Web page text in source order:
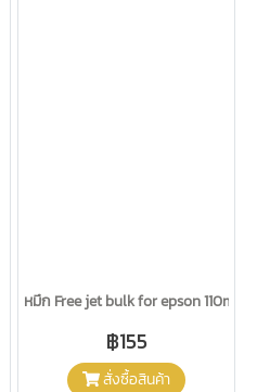
หมึก Free jet bulk for epson 110ml
฿155
สั่งซื้อสินค้า